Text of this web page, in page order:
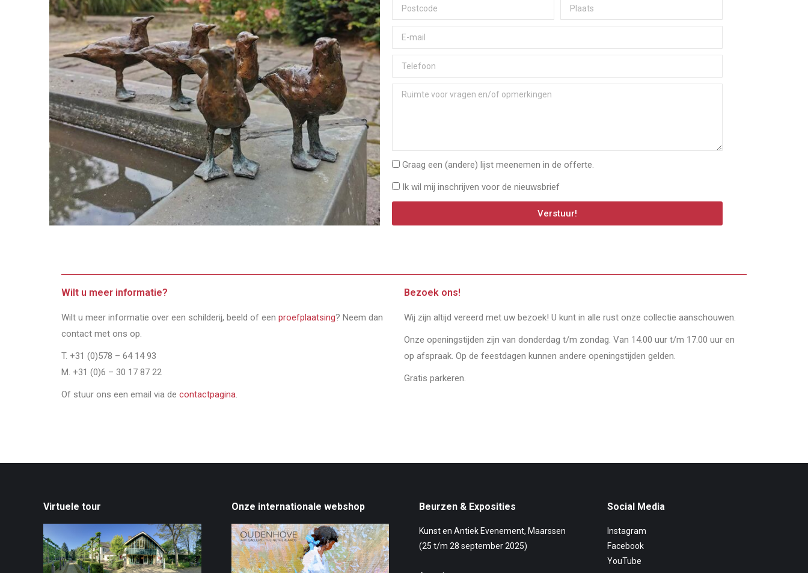
Graag een (andere) lijst meenemen in de offerte.
Ik wil mij inschrijven voor de nieuwsbrief
Verstuur!
Wilt u meer informatie?
Wilt u meer informatie over een schilderij, beeld of een proefplaatsing? Neem dan
contact met ons op.
T. +31 (0)578 – 64 14 93
M. +31 (0)6 – 30 17 87 22
Of stuur ons een email via de contactpagina.
Bezoek ons!
Wij zijn altijd vereerd met uw bezoek! U kunt in alle rust onze collectie aanschouwen.
Onze openingstijden zijn van donderdag t/m zondag. Van 14.00 uur t/m 17.00 uur en
op afspraak. Op de feestdagen kunnen andere openingstijden gelden.
Gratis parkeren.
Virtuele tour Onze internationale webshop Beurzen & Exposities
Kunst en Antiek Evenement, Maarssen
(25 t/m 28 september 2025)
Social Media
Instagram
Facebook
YouTube